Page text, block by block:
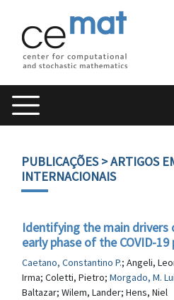
PUBLICAÇÕES> ARTIGOS
INTERNACIONAIS
Identifying the main
early phase of the COVID-
Caetano, Constantino P.; Angeli,
Irma; Coletti, Pietro; Morgado, M.
Baltazar; Wilem, Lander; Hens, Niel